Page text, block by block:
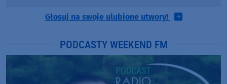
Głosuj na swoje ulubione utwory!
PODCASTY WEEKEND FM